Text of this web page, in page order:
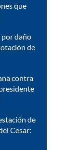
que
por daño
de
contra
de
Cesar: